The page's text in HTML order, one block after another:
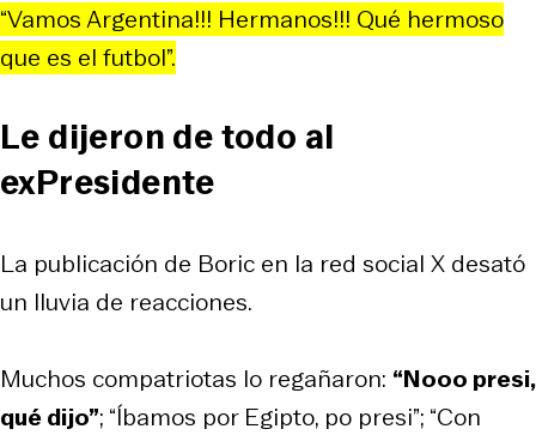
“Vamos Argentina!!! Hermanos!!! Qué hermoso
que es el futbol”.
Le dijeron de todo al
exPresidente
La publicación de Boric en la red social X desató
un lluvia de reacciones.
Muchos compatriotas lo regañaron: “Nooo presi,
qué dijo”; “Íbamos por Egipto, po presi”; “Con